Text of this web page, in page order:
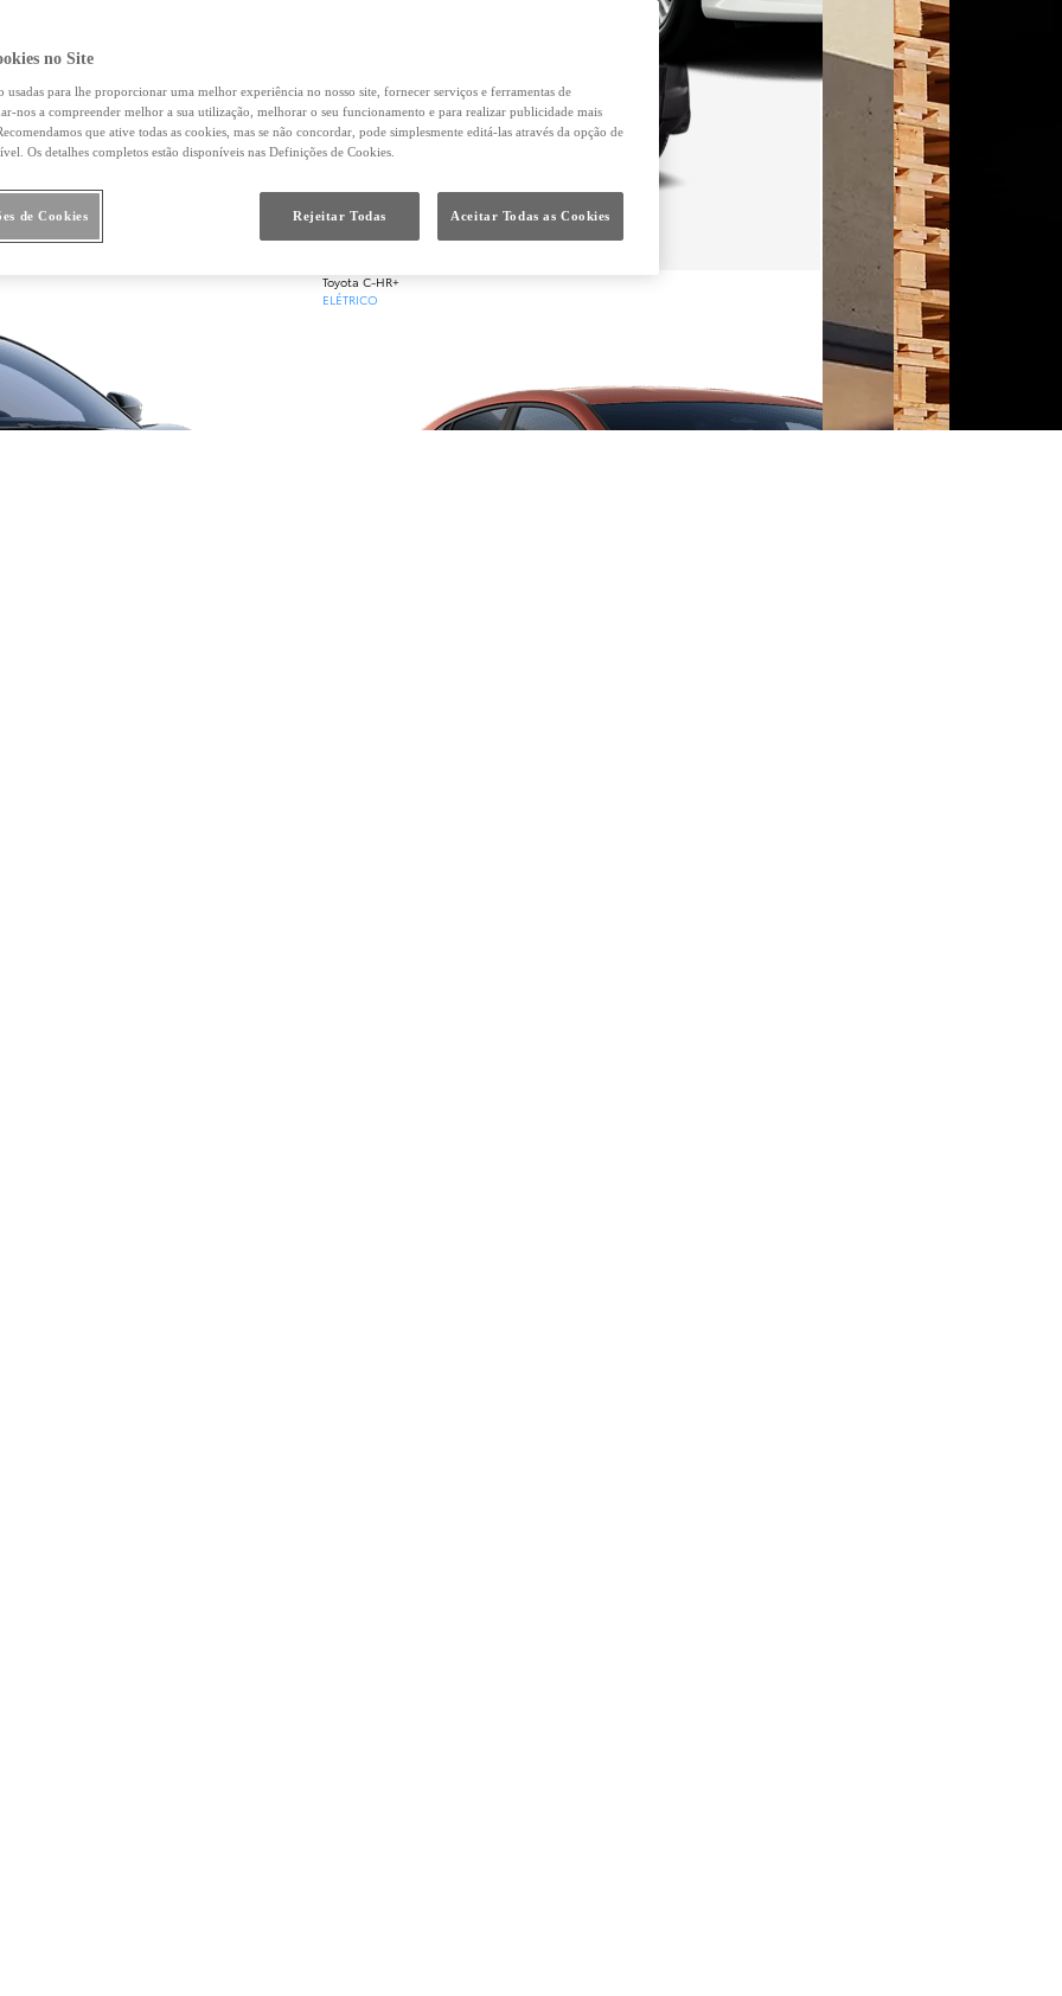
Desde
Em TOYOTA EASY 202,77 €/Mês
TAEG: 9,32 %
VFMG: 13.123,00 €
Toyota C-HR+
ELÉTRICO
Próximo
no Site
usadas para lhe proporcionar uma melhor experiência no nosso site, fornecer serviços e ferramentas de
nos a compreender melhor a sua utilização, melhorar o seu funcionamento e para realizar publicidade mais
que ative todas as cookies, mas se não concordar, pode simplesmente editá-las através da opção de
Os detalhes completos estão disponíveis nas Definições de Cookies.
Rejeitar Todas Aceitar Todas as Cookies
de Cookies